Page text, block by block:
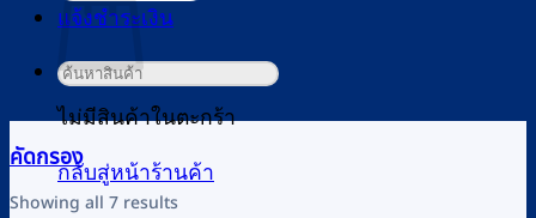
ไม่มีสินค้าในตะกร้า
กลับสู่หน้าร้านค้า
แจ้งชำระเงิน
ค้นหา:
คัดกรอง
Showing all 7 results